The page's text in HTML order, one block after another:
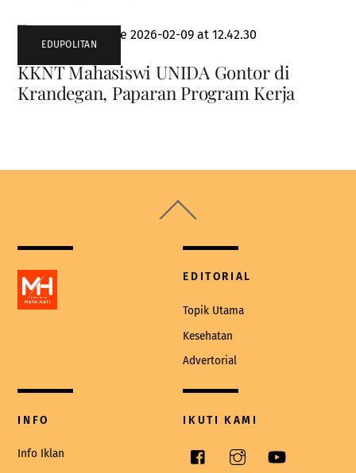
EDUPOLITAN
KKNT Mahasiswi UNIDA Gontor di
Krandegan, Paparan Program Kerja
To
EDITORIAL
Topik Utama
Kesehatan
Advertorial
INFO
Info Iklan
IKUTI KAMI
Facebook